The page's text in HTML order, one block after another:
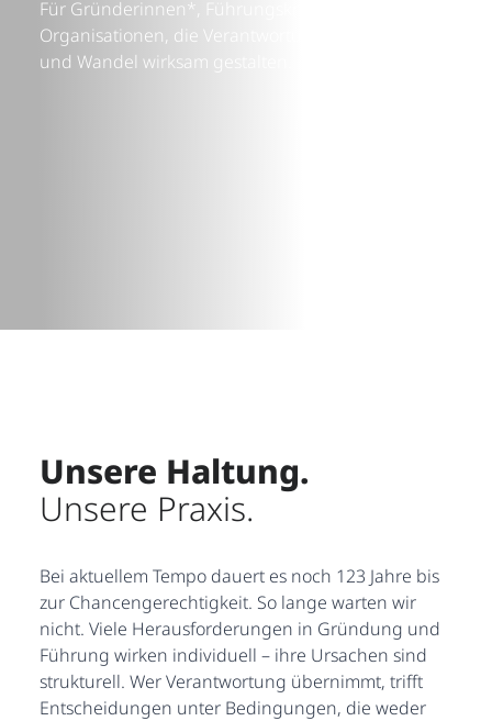
Für Gründerinnen*, Führungskräfte und
Organisationen, die Verantwortung übernehmen
und Wandel wirksam gestalten.
Unsere Haltung.
Unsere Praxis.
Bei aktuellem Tempo dauert es noch 123 Jahre bis
zur Chancengerechtigkeit. So lange warten wir
nicht. Viele Herausforderungen in Gründung und
Führung wirken individuell – ihre Ursachen sind
strukturell. Wer Verantwortung übernimmt, trifft
Entscheidungen unter Bedingungen, die weder